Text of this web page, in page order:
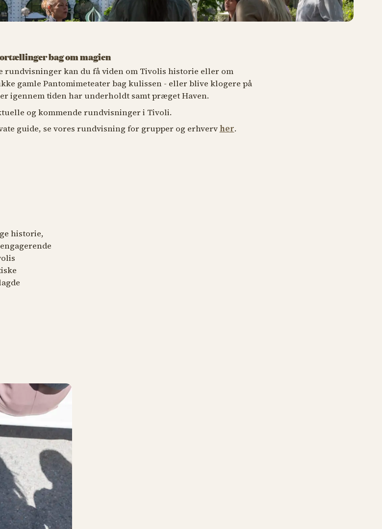
bag om magien
rundvisninger kan du få viden om Tivolis historie eller om
gamle Pantomimeteater bag kulissen - eller blive klogere på
igennem tiden har underholdt samt præget Haven.
og kommende rundvisninger i Tivoli.
guide, se vores rundvisning for grupper og erhverv her.
historie,